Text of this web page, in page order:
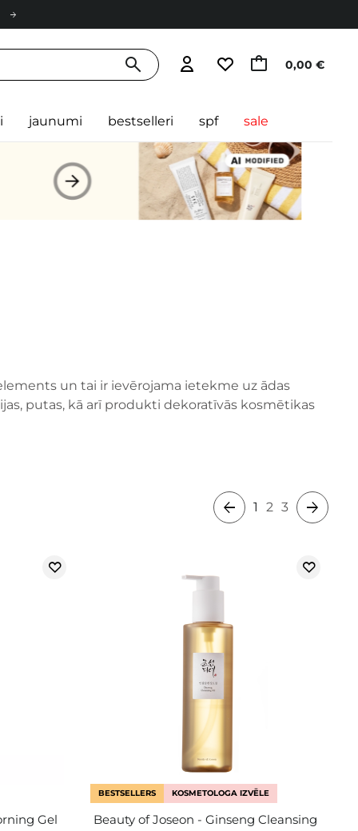
0,00 €
jaunumi bestselleri spf sale
un tai ir ievērojama ietekme uz ādas
putas, kā arī produkti dekoratīvās kosmētikas
1 2 3
Gel
BESTSELLERS KOSMETOLOGA IZVĒLE
Beauty of Joseon - Ginseng Cleansing